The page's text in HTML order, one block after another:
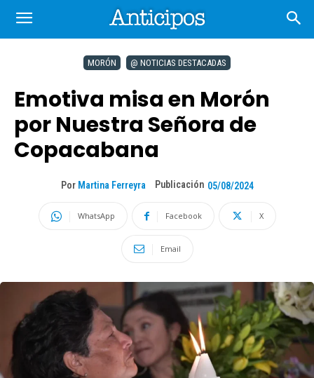
MORÓN @ NOTICIAS DESTACADAS
Emotiva misa en Morón
por Nuestra Señora de
Copacabana
Por Martina Ferreyra Publicación 05/08/2024
WhatsApp Facebook X
Email